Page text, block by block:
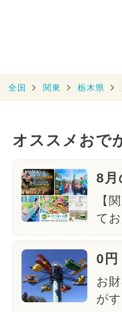
全国 関東 栃木県
オススメおで
8月
【
て
0円
お
が